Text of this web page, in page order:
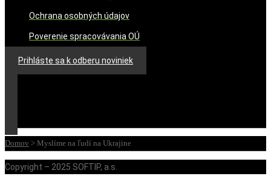
Ochrana osobných údajov
Poverenie spracovávania OÚ
Prihláste sa k odberu noviniek
Domov > Myslíme na ľudí na Ukrajine
Copyright – 2025 SOFTIP, a.s.